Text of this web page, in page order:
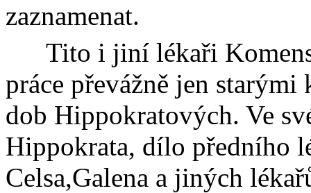
zaznamenat.
Tito i jiní lékaři
práce převážně jen
dob Hippokratových. Ve
Hippokrata, dílo předního
Celsa,Galena a jiných